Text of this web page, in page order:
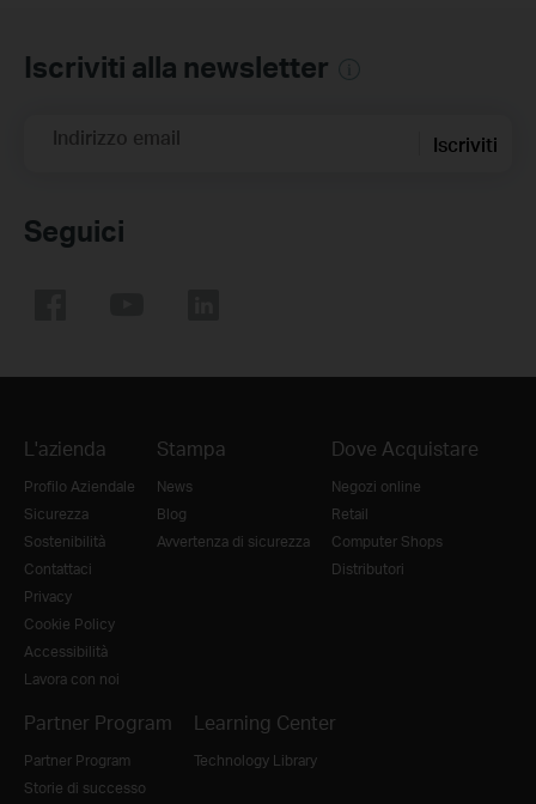
Iscriviti alla newsletter
Indirizzo email Iscriviti
Seguici
L'azienda
Profilo Aziendale
Sicurezza
Sostenibilità
Contattaci
Privacy
Cookie Policy
Accessibilità
Lavora con noi
Stampa
News
Blog
Avvertenza di sicurezza
Dove Acquistare
Negozi online
Retail
Computer Shops
Distributori
Partner Program
Partner Program
Storie di successo
Learning Center
Technology Library